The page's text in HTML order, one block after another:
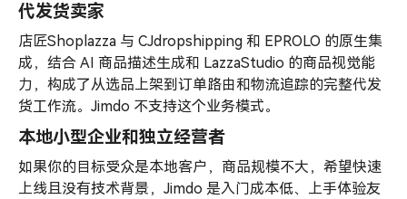
代发货卖家
店匠Shoplazza 与 CJdropshipping 和 EPROLO 的原生集
成，结合 AI 商品描述生成和 LazzaStudio 的商品视觉能
力，构成了从选品上架到订单路由和物流追踪的完整代发
货工作流。Jimdo 不支持这个业务模式。
本地小型企业和独立经营者
如果你的目标受众是本地客户，商品规模不大，希望快速
上线且没有技术背景，Jimdo 是入门成本低、上手体验友